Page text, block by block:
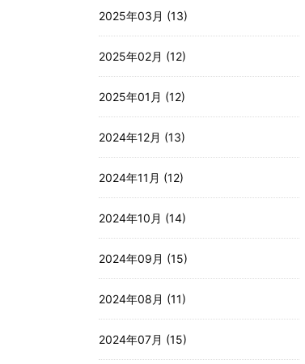
2025年03月 (13)
2025年02月 (12)
2025年01月 (12)
2024年12月 (13)
2024年11月 (12)
2024年10月 (14)
2024年09月 (15)
2024年08月 (11)
2024年07月 (15)